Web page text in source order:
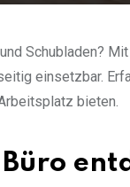
Schubladen?
einsetzbar.
bieten.